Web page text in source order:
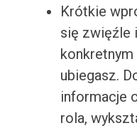
Krótkie
się zwięźle
ubiegasz.
informacje
rola,